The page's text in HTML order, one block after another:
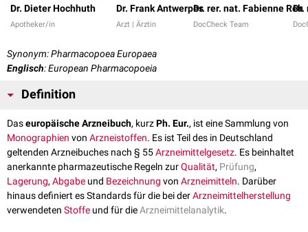
Dr. Dieter Hochhuth
Apotheker/in
Dr. Frank Antwerpes
Arzt | Ärztin
Dr. rer. nat. Fabienne Reh
DocCheck Team
Dr.
Synonym: Pharmacopoea Europaea
Englisch: European Pharmacopoeia
Definition
Daseuropäische Arzneibuch, kurzPh. Eur., ist eine Sammlung von
Monographien von Arzneistoffen. Es ist Teil des in Deutschland
geltenden Arzneibuches nach § 55Arzneimittelgesetz. Es beinhaltet
anerkannte pharmazeutische Regeln zurQualität, Prüfung,
Lagerung, Abgabe und Bezeichnung von Arzneimitteln. Darüber
hinaus definiert es Standards für die bei derArzneimittelherstellung
verwendeten Stoffe und für dieArzneimittelanalytik.